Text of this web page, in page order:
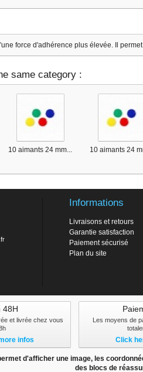
force d'adhérence plus élevée. Il
same category :
10 aimants 24 mm... 10 aimants 24
Informations
Livraisons et retours
Garantie satisfaction
Paiement sécurisé
Plan du site
48H
et livrée chez vous
infos
Les moyens de
Click
d'afficher une image, les
des blocs de